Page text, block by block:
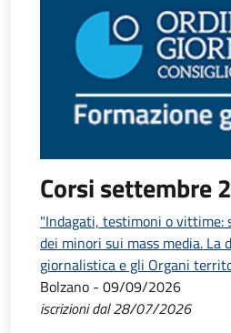
Corsi settembre
"Indagati, testimoni o vittime:
dei minori sui mass media. La
giornalistica e gli Organi
Bolzano - 09/09/2026
iscrizioni dal 28/07/2026